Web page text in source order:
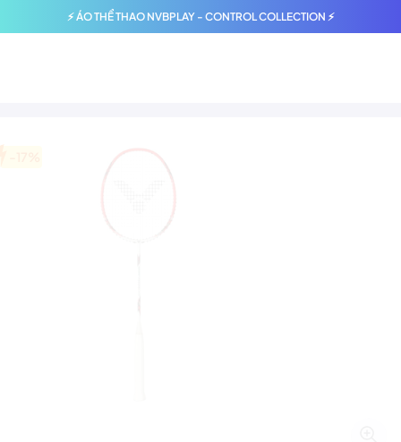
⚡ ÁO THỂ THAO NVBPLAY - CONTROL COLLECTION ⚡